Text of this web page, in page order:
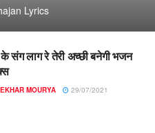
Lyrics
संग लाग रे तेरी अच्छी बनेगी भजन
MOURYA 29/07/2021